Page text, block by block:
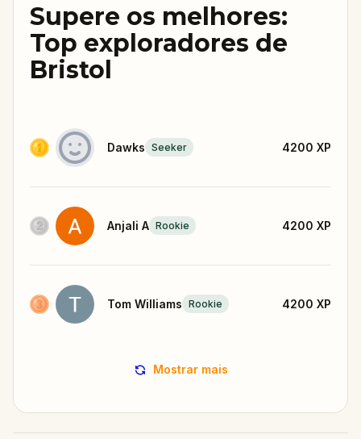
Supere os melhores:
Top exploradores de
Bristol
Dawks Seeker 4200 XP
Anjali A Rookie 4200 XP
Tom Williams Rookie 4200 XP
Mostrar mais